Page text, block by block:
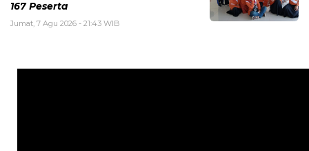
167 Peserta
Jumat, 7 Agu 2026 - 21:43 WIB